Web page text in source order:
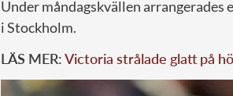
Under måndagskvällen
i Stockholm.
LÄS MER:Victoria strålade glatt på